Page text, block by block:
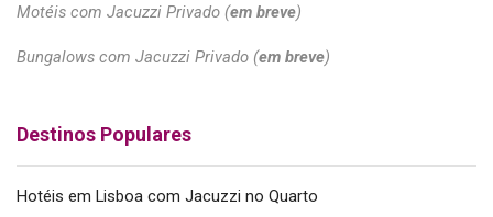
Motéis com Jacuzzi Privado (em breve)
Bungalows com Jacuzzi Privado (em breve)
Destinos Populares
Hotéis em Lisboa com Jacuzzi no Quarto